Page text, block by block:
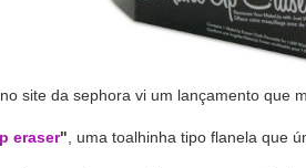
site da sephora vi um lançamento que
eraser", uma toalhinha tipo flanela que